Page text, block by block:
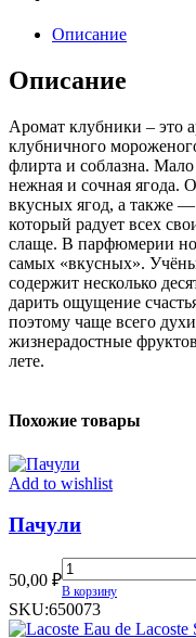
Описание
Описание
Аромат клубники – это
клубничного
флирта и соблазна. Мало
нежная и сочная ягода.
вкусных ягод, а также —
который радует всех
слаще. В парфюмерии
самых «вкусных».
содержит несколько
дарить ощущение
поэтому чаще всего
жизнерадостные
лете.
Похожие товары
Add to wishlist
Пачули
50,00 ₽
Пачули
quantity
В корзину
SKU:650073